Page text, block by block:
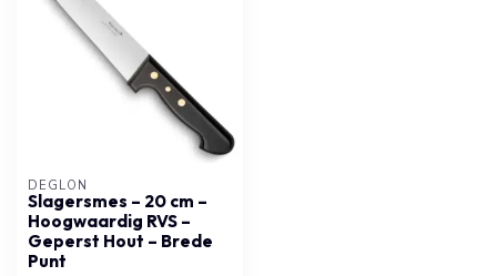
DÉGLON
Slagersmes – 20 cm –
Hoogwaardig RVS –
Geperst Hout – Brede
Punt